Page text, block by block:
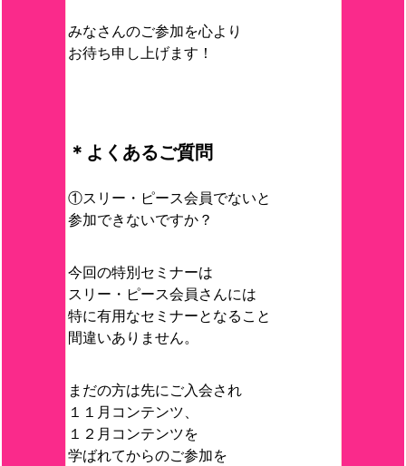
みなさんのご参加を心より
お待ち申し上げます！
＊よくあるご質問
①スリー・ピース会員でないと
参加できないですか？
今回の特別セミナーは
スリー・ピース会員さんには
特に有用なセミナーとなること
間違いありません。
まだの方は先にご入会され
１１月コンテンツ、
１２月コンテンツを
学ばれてからのご参加を